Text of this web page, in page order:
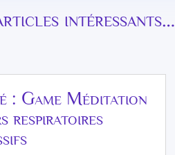
intéressants…
: Game Méditation
respiratoires